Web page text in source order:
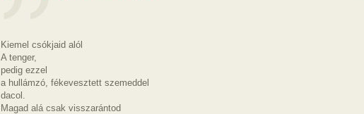
Kiemel csókjaid alól
A tenger,
pedig ezzel
a hullámzó, fékevesztett szemeddel
dacol.
Magad alá csak visszarántod